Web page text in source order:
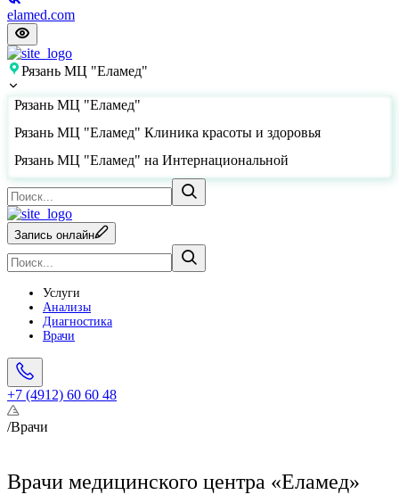
elamed.com
Рязань МЦ "Еламед"
Рязань МЦ "Еламед"
Рязань МЦ "Еламед" Клиника красоты и здоровья
Рязань МЦ "Еламед" на Интернациональной
Запись онлайн
Услуги
Анализы
Диагностика
Врачи
+7 (4912) 60 60 48
/Врачи
Врачи медицинского центра «Еламед»